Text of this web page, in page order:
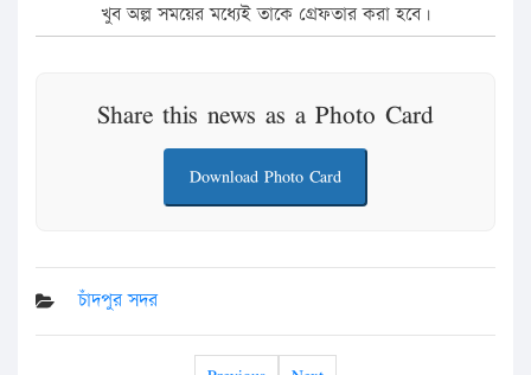
খুব অল্প সময়ের মধ্যেই তাকে গ্রেফতার করা হবে।
Share this news as a Photo Card
Download Photo Card
চাঁদপুর সদর